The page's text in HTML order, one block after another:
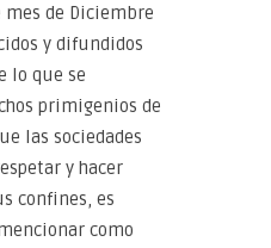
mes de Diciembre
y difundidos
lo que se
primigenios de
las sociedades
y hacer
confines, es
como